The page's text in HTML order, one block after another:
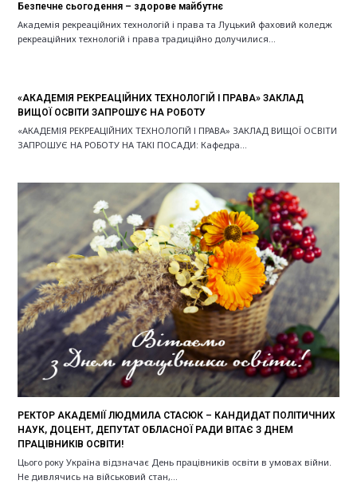
Безпечне сьогодення – здорове майбутнє
Академія рекреаційних технологій і права та Луцький фаховий коледж
рекреаційних технологій і права традиційно долучилися…
«АКАДЕМІЯ РЕКРЕАЦІЙНИХ ТЕХНОЛОГІЙ І ПРАВА» ЗАКЛАД
ВИЩОЇ ОСВІТИ ЗАПРОШУЄ НА РОБОТУ
«АКАДЕМІЯ РЕКРЕАЦІЙНИХ ТЕХНОЛОГІЙ І ПРАВА» ЗАКЛАД ВИЩОЇ ОСВІТИ
ЗАПРОШУЄ НА РОБОТУ НА ТАКІ ПОСАДИ: Кафедра…
РЕКТОР АКАДЕМІЇ ЛЮДМИЛА СТАСЮК – КАНДИДАТ ПОЛІТИЧНИХ
НАУК, ДОЦЕНТ, ДЕПУТАТ ОБЛАСНОЇ РАДИ ВІТАЄ З ДНЕМ
ПРАЦІВНИКІВ ОСВІТИ!
Цього року Україна відзначає День працівників освіти в умовах війни.
Не дивлячись на військовий стан,…